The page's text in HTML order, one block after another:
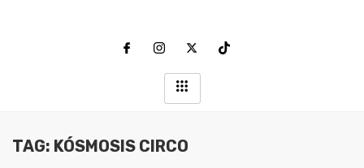
TAG: KÓSMOSIS CIRCO